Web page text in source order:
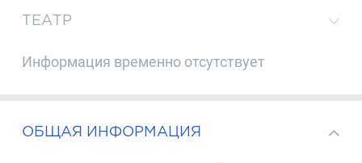
ТЕАТР
Информация временно отсутствует
ОБЩАЯ ИНФОРМАЦИЯ